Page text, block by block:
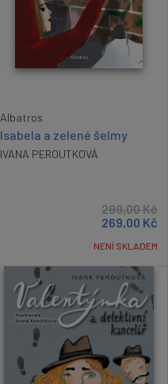
Albatros
Isabela a zelené šelmy
IVANA PEROUTKOVÁ
299,00Kč
269,00 Kč
NENÍ SKLADEM